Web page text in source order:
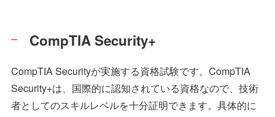
CompTIA Security+
CompTIA Securityが実施する資格試験です。CompTIA
Security+は、国際的に認知されている資格なので、技術
者としてのスキルレベルを十分証明できます。具体的に